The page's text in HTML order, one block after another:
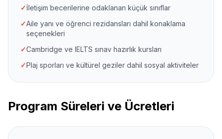
✓İletişim becerilerine odaklanan küçük sınıflar
✓Aile yanı ve öğrenci rezidansları dahil konaklama
seçenekleri
✓Cambridge ve IELTS sınav hazırlık kursları
✓Plaj sporları ve kültürel geziler dahil sosyal aktiviteler
Program Süreleri ve Ücretleri